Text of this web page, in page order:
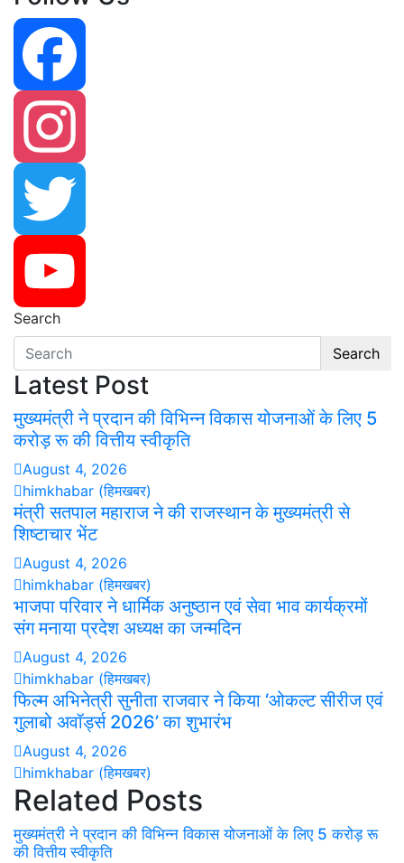
Facebook
Instagram
Twitter
YouTube
Search
Search
Latest Post
मुख्यमंत्री ने प्रदान की विभिन्न विकास योजनाओं के लिए 5
करोड़ रू की वित्तीय स्वीकृति
August 4, 2026
himkhabar (हिमखबर)
मंत्री सतपाल महाराज ने की राजस्थान के मुख्यमंत्री से
शिष्टाचार भेंट
August 4, 2026
himkhabar (हिमखबर)
भाजपा परिवार ने धार्मिक अनुष्ठान एवं सेवा भाव कार्यक्रमों
संग मनाया प्रदेश अध्यक्ष का जन्मदिन
August 4, 2026
himkhabar (हिमखबर)
फिल्म अभिनेत्री सुनीता राजवार ने किया ‘ओकल्ट सीरीज एवं
गुलाबो अवॉर्ड्स 2026’ का शुभारंभ
August 4, 2026
himkhabar (हिमखबर)
Related Posts
मुख्यमंत्री ने प्रदान की विभिन्न विकास योजनाओं के लिए 5 करोड़ रू
की वित्तीय स्वीकृति